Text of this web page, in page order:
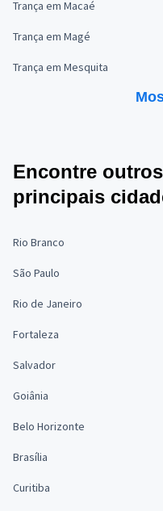
Trança em Macaé
Trança em Magé
Trança em Mesquita
Encontre
principais
Rio Branco
São Paulo
Rio de Janeiro
Fortaleza
Salvador
Goiânia
Belo Horizonte
Brasília
Curitiba